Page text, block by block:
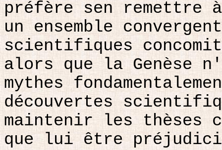
préfère sen remettre
un ensemble
scientifiques
alors que la Genèse
mythes
découvertes
maintenir les thèses
que lui être